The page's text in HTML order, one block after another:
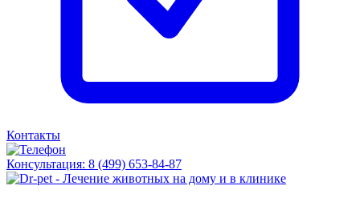
Контакты
Консультация: 8 (499) 653-84-87